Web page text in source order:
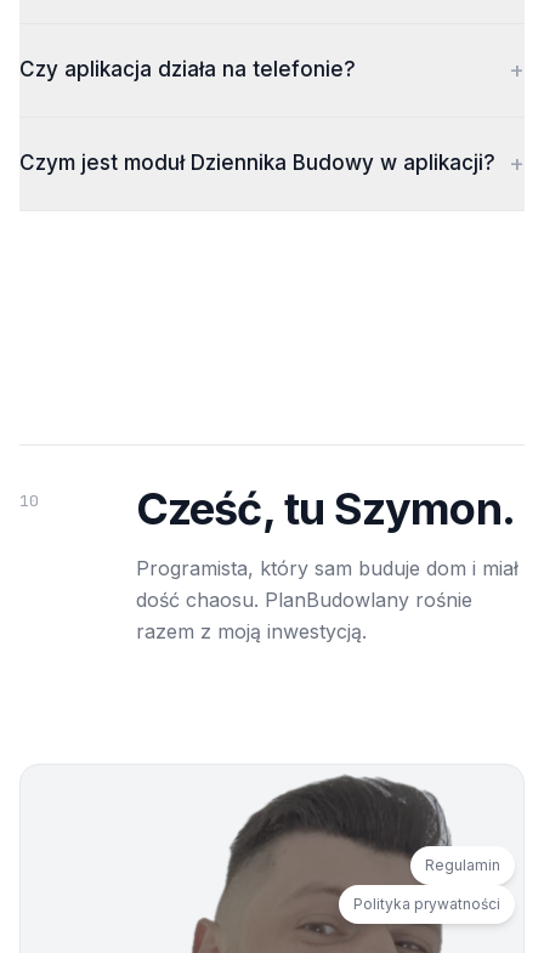
Czy aplikacja działa na telefonie? +
Czym jest moduł Dziennika Budowy w aplikacji? +
10 Cześć, tu Szymon.
Programista, który sam buduje dom i miał
dość chaosu. PlanBudowlany rośnie
razem z moją inwestycją.
Regulamin
Polityka prywatności